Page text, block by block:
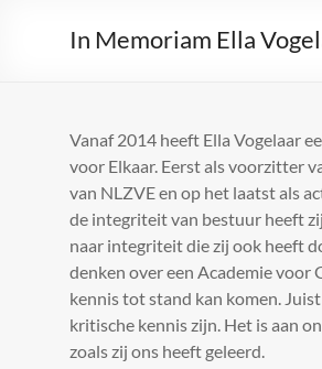
In Memoriam Ella
Vanaf 2014 heeft Ella Vogelaar
voor Elkaar. Eerst als voorzitter
van NLZVE en op het laatst als
de integriteit van bestuur heeft
naar integriteit die zij ook heeft
denken over een Academie voor
kennis tot stand kan komen.
kritische kennis zijn. Het is aan
zoals zij ons heeft geleerd.